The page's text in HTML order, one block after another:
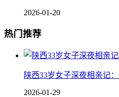
2026-01-20
热门推荐
陕西33岁女子深夜相亲记
2026-01-29